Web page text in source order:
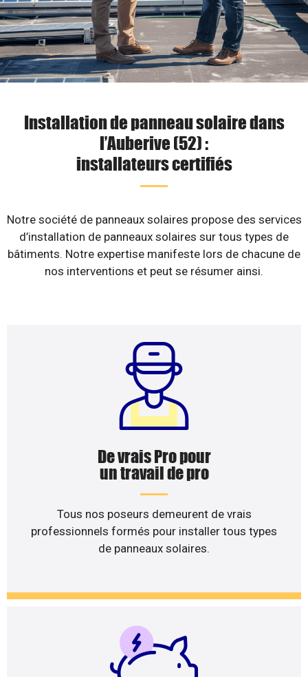
Installation de panneau solaire dans
l’Auberive (52) :
installateurs certifiés
Notre société de panneaux solaires propose des services
d’installation de panneaux solaires sur tous types de
bâtiments. Notre expertise manifeste lors de chacune de
nos interventions et peut se résumer ainsi.
De vrais Pro pour
un travail de pro
Tous nos poseurs demeurent de vrais
professionnels formés pour installer tous types
de panneaux solaires.